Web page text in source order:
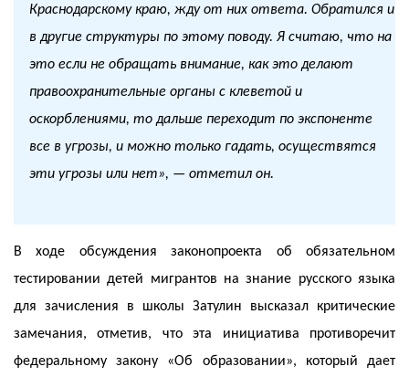
Краснодарскому краю, жду от них ответа. Обратился и
в другие структуры по этому поводу. Я считаю, что на
это если не обращать внимание, как это делают
правоохранительные органы с клеветой и
оскорблениями, то дальше переходит по экспоненте
все в угрозы, и можно только гадать, осуществятся
эти угрозы или нет», — отметил он.
В ходе обсуждения законопроекта об обязательном
тестировании детей мигрантов на знание русского языка
для зачисления в школы Затулин высказал критические
замечания, отметив, что эта инициатива противоречит
федеральному закону «Об образовании», который дает